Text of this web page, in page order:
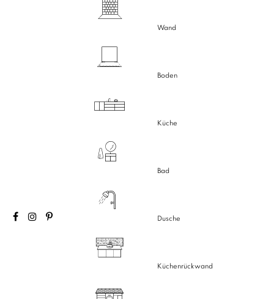
Wand
Boden
Küche
Bad
Dusche
Küchenrückwand